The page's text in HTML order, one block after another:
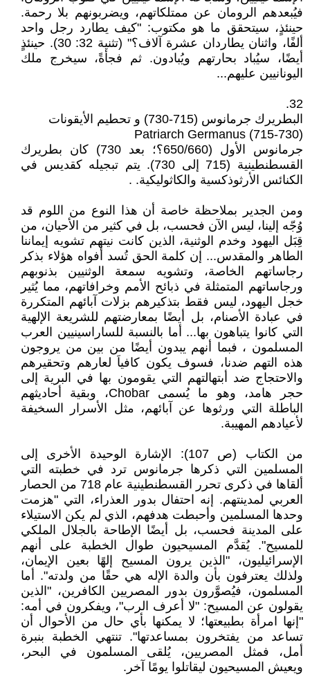
فيُبعدهم الرومان عن ممتلكاتهم، ويضربونهم بلا رحمة.
حينئذٍ، سيتحقق ما هو مكتوب: "كيف يطارد رجل واحد
ألفًا، واثنان يطاردان عشرة آلاف؟" (تثنية 32: 30). حينئذٍ
أيضًا، سيُباد بحارتهم ويُبادون. ثم فجأةً، سيخرج ملك
اليونانيين عليهم...
32.
البطريرك جرمانوس (715-730) و تحطيم الأيقونات
Patriarch Germanus (715-730)
جرمانوس الأول (650/660؟؛ بعد 730) كان بطريرك
القسطنطينية (715 إلى 730). يتم تبجيله كقديس في
الكنائس الأرثوذكسية والكاثوليكية. .
ومن الجدير بملاحظة خاصة أن هذا النوع من اللوم قد
وُجّه إلينا، ليس الآن فحسب، بل في كثير من الأحيان، من
قِبَل اليهود وخدم الوثنية، الذين كانت نيتهم ​​تشويه إيماننا
الطاهر والمقدس... إن كلمة الحق تُسد أفواه هؤلاء بذكر
رجاساتهم الخاصة، وتشويه سمعة الوثنيين بذنوبهم
ورجاساتهم المتمثلة في ذبائح الأمم وخرافاتهم، مما يُثير
خجل اليهود، ليس فقط بتذكيرهم بزلات آبائهم المتكررة
في عبادة الأصنام، بل أيضًا بمعارضتهم للشريعة الإلهية
التي كانوا يتباهون بها... أما بالنسبة للساراسينيين العرب
المسلمون ، فبما أنهم يبدون أيضًا من بين من يروجون
هذه التهم ضدنا، فسوف يكون كافياَ لعارهم وتحقيرهم
والاحتجاج ضد أبتهالتهم التي يقومون بها في البرية إلى
حجر هامد، وهو ما يُسمى Chobar، وبقية أحاديثهم
الباطلة التي ورثوها عن آبائهم، مثل الأسرار السخيفة
لأعيادهم المهيبة.
من الكتاب (ص 107): الإشارة الوحيدة الأخرى إلى
المسلمين التي ذكرها جرمانوس ترد في خطبته التي
ألقاها في ذكرى تحرر القسطنطينية عام 718 من الحصار
العربي لمدينتهم. إنه احتفال بدور العذراء، التي "هزمت
وحدها المسلمين وأحبطت هدفهم، الذي لم يكن الاستيلاء
على المدينة فحسب، بل أيضًا الإطاحة بالجلال الملكي
للمسيح". يُقدَّم المسيحيون طوال الخطبة على أنهم
الإسرائيليون، "الذين يرون المسيح إلهًا بعين الإيمان،
ولذلك يعترفون بأن والدة الإله هي حقًا من ولدته". أما
المسلمون، فيُصوَّرون بدور المصريين الكافرين، "الذين
يقولون عن المسيح: "لا أعرف الرب"، ويفكرون في أمه:
"إنها امرأة بطبيعتها؛ لا يمكنها بأي حال من الأحوال أن
تساعد من يفتخرون بمساعدتها". تنتهي الخطبة بنبرة
أمل، فمثل المصريين، يُلقى المسلمون في البحر،
ويعيش المسيحيون ليقاتلوا يومًا آخر.